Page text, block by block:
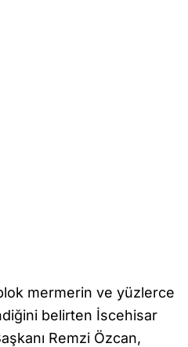
mermerin ve yüzlerce
belirten İscehisar
Remzi Özcan,